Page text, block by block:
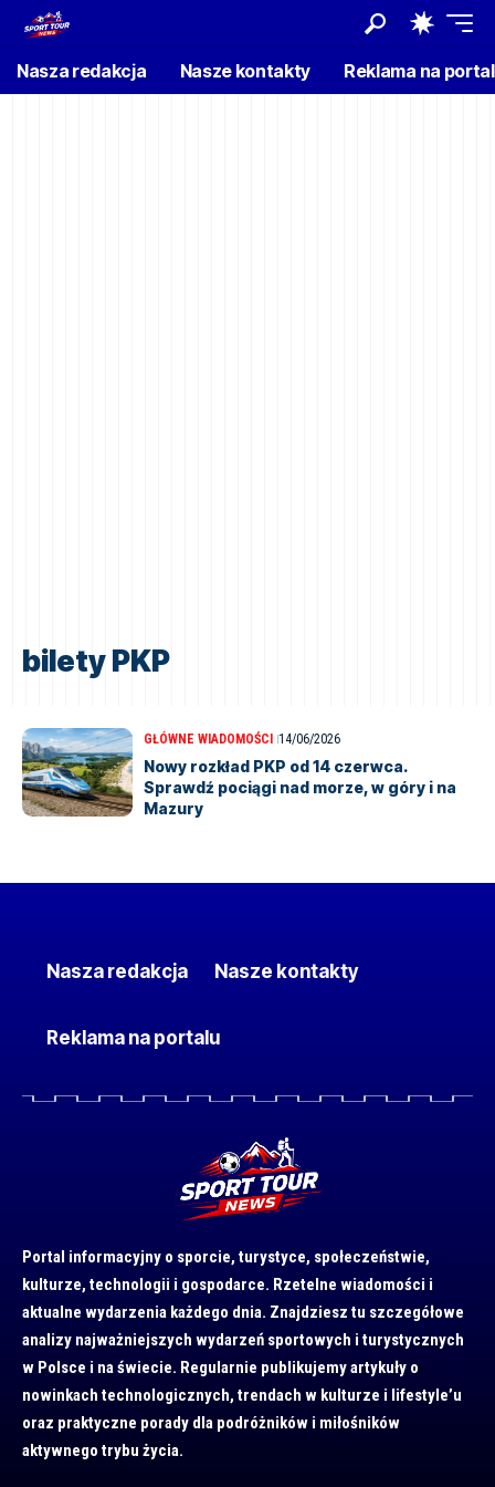
Nasza redakcja Nasze kontakty Reklama na
bilety PKP
GŁÓWNE WIADOMOŚCI 14/06/2026
Nowy rozkład PKP od 14 czerwca.
Sprawdź pociągi nad morze, w góry i na
Mazury
Nasza redakcja Nasze kontakty
Reklama na portalu
Portal informacyjny o sporcie, turystyce, społeczeństwie,
kulturze, technologii i gospodarce. Rzetelne wiadomości i
aktualne wydarzenia każdego dnia. Znajdziesz tu szczegółowe
analizy najważniejszych wydarzeń sportowych i turystycznych
w Polsce i na świecie. Regularnie publikujemy artykuły o
nowinkach technologicznych, trendach w kulturze i lifestyle’u
oraz praktyczne porady dla podróżników i miłośników
aktywnego trybu życia.